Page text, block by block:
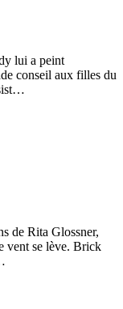
lui a peint
conseil aux filles du
…
de Rita Glossner,
vent se lève. Brick